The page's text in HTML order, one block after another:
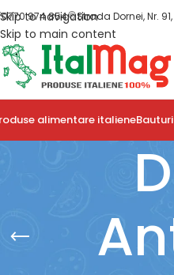
Skip to navigation
Skip to main content
0770 974 854 Strada Dornei, Nr.
alimentare italiene